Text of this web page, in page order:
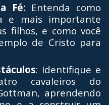
Fé: Entenda como
e mais importante
filhos, e como você
de Cristo para
: Identifique e
cavaleiros do
aprendendo